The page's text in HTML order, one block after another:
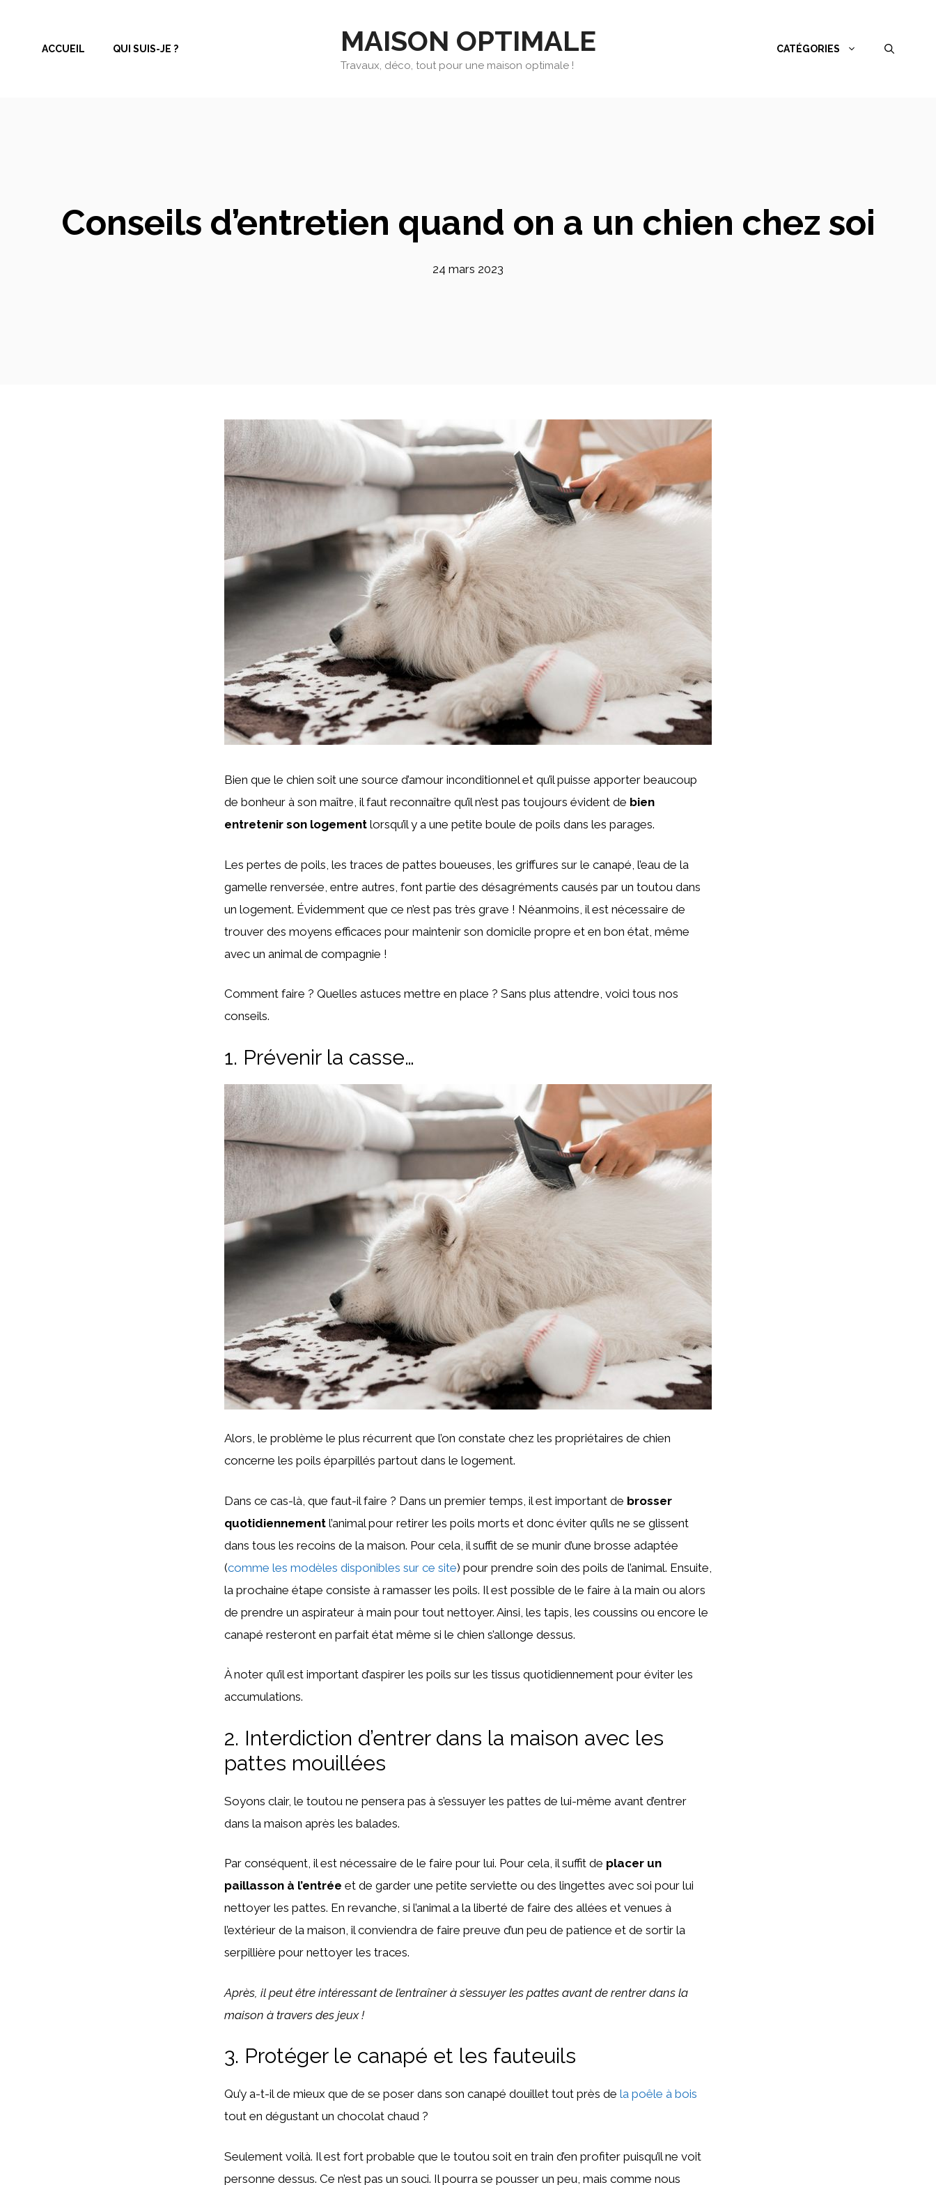
contenu
MAISON OPTIMALE
Travaux, déco, tout pour une maison optimale !
ACCUEIL QUI SUIS-JE ? CATÉGORIES
Conseils d’entretien quand on a un chien chez soi
24 mars 2023
Bien que le chien soit une source d’amour inconditionnel et qu’il puisse apporter beaucoup
de bonheur à son maître, il faut reconnaître qu’il n’est pas toujours évident de bien
entretenir son logement lorsqu’il y a une petite boule de poils dans les parages.
Les pertes de poils, les traces de pattes boueuses, les griffures sur le canapé, l’eau de la
gamelle renversée, entre autres, font partie des désagréments causés par un toutou dans
un logement. Évidemment que ce n’est pas très grave ! Néanmoins, il est nécessaire de
trouver des moyens efficaces pour maintenir son domicile propre et en bon état, même
avec un animal de compagnie !
Comment faire ? Quelles astuces mettre en place ? Sans plus attendre, voici tous nos
conseils.
1. Prévenir la casse…
Alors, le problème le plus récurrent que l’on constate chez les propriétaires de chien
concerne les poils éparpillés partout dans le logement.
Dans ce cas-là, que faut-il faire ? Dans un premier temps, il est important de brosser
quotidiennement l’animal pour retirer les poils morts et donc éviter qu’ils ne se glissent
dans tous les recoins de la maison. Pour cela, il suffit de se munir d’une brosse adaptée
(comme les modèles disponibles sur ce site) pour prendre soin des poils de l’animal. Ensuite,
la prochaine étape consiste à ramasser les poils. Il est possible de le faire à la main ou alors
de prendre un aspirateur à main pour tout nettoyer. Ainsi, les tapis, les coussins ou encore le
canapé resteront en parfait état même si le chien s’allonge dessus.
À noter qu’il est important d’aspirer les poils sur les tissus quotidiennement pour éviter les
accumulations.
2. Interdiction d’entrer dans la maison avec les
pattes mouillées
Soyons clair, le toutou ne pensera pas à s’essuyer les pattes de lui-même avant d’entrer
dans la maison après les balades.
Par conséquent, il est nécessaire de le faire pour lui. Pour cela, il suffit de placer un
paillasson à l’entrée et de garder une petite serviette ou des lingettes avec soi pour lui
nettoyer les pattes. En revanche, si l’animal a la liberté de faire des allées et venues à
l’extérieur de la maison, il conviendra de faire preuve d’un peu de patience et de sortir la
serpillière pour nettoyer les traces.
Après, il peut être intéressant de l’entraîner à s’essuyer les pattes avant de rentrer dans la
maison à travers des jeux !
3. Protéger le canapé et les fauteuils
Qu’y a-t-il de mieux que de se poser dans son canapé douillet tout près de la poêle à bois
tout en dégustant un chocolat chaud ?
Seulement voilà. Il est fort probable que le toutou soit en train d’en profiter puisqu’il ne voit
personne dessus. Ce n’est pas un souci. Il pourra se pousser un peu, mais comme nous